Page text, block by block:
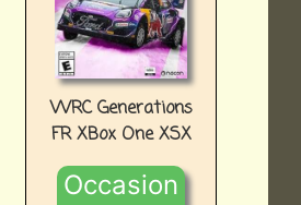
WRC Generations
FR XBox One XSX
Occasion